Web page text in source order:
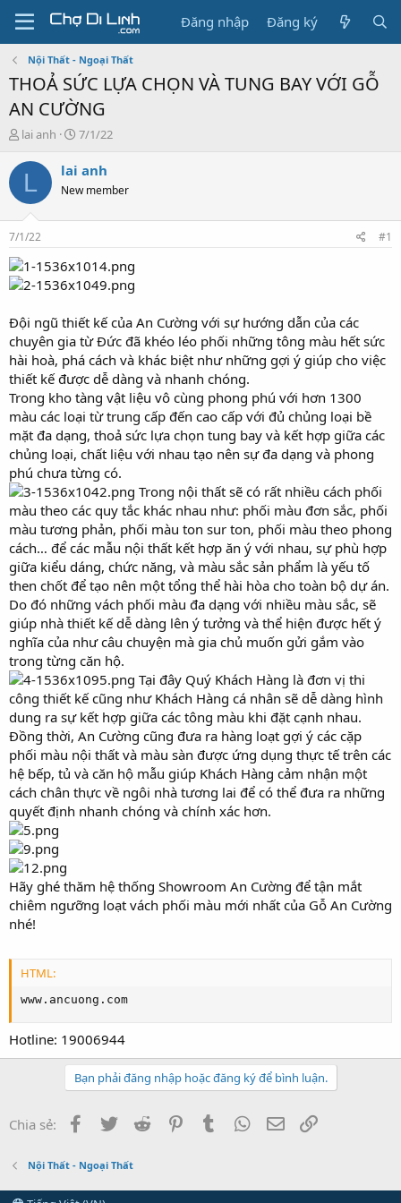
Đăng nhập Đăng ký
Nội Thất - Ngoại Thất
THOẢ SỨC LỰA CHỌN VÀ TUNG BAY VỚI GỖ
AN CƯỜNG
T
r
a
s
t
a
r
t
r
lai anh
N
à
g
7/1/22
L lai anh
New member
7/1/22 #1
Đội ngũ thiết kế của An Cường với sự hướng dẫn của các
chuyên gia từ Đức đã khéo léo phối những tông màu hết sức
hài hoà, phá cách và khác biệt như những gợi ý giúp cho việc
thiết kế được dễ dàng và nhanh chóng.
Trong kho tàng vật liệu vô cùng phong phú với hơn 1300
màu các loại từ trung cấp đến cao cấp với đủ chủng loại bề
mặt đa dạng, thoả sức lựa chọn tung bay và kết hợp giữa các
chủng loại, chất liệu với nhau tạo nên sự đa dạng và phong
phú chưa từng có.
Trong nội thất sẽ có rất nhiều cách phối
màu theo các quy tắc khác nhau như: phối màu đơn sắc, phối
màu tương phản, phối màu ton sur ton, phối màu theo phong
cách… để các mẫu nội thất kết hợp ăn ý với nhau, sự phù hợp
giữa kiểu dáng, chức năng, và màu sắc sản phẩm là yếu tố
then chốt để tạo nên một tổng thể hài hòa cho toàn bộ dự án.
Do đó những vách phối màu đa dạng với nhiều màu sắc, sẽ
giúp nhà thiết kế dễ dàng lên ý tưởng và thể hiện được hết ý
nghĩa của như câu chuyện mà gia chủ muốn gửi gắm vào
trong từng căn hộ.
Tại đây Quý Khách Hàng là đơn vị thi
công thiết kế cũng như Khách Hàng cá nhân sẽ dễ dàng hình
dung ra sự kết hợp giữa các tông màu khi đặt cạnh nhau.
Đồng thời, An Cường cũng đưa ra hàng loạt gợi ý các cặp
phối màu nội thất và màu sàn được ứng dụng thực tế trên các
hệ bếp, tủ và căn hộ mẫu giúp Khách Hàng cảm nhận một
cách chân thực về ngôi nhà tương lai để có thể đưa ra những
quyết định nhanh chóng và chính xác hơn.
Hãy ghé thăm hệ thống Showroom An Cường để tận mắt
chiêm ngưỡng loạt vách phối màu mới nhất của Gỗ An Cường
nhé!
HTML:
www.ancuong.com
Hotline: 19006944
Bạn phải đăng nhập hoặc đăng ký để bình luận.
Chia sẻ: Facebook
Twitter Reddit PinterestTumblr WhatsApp
Email
Nội Thất - Ngoại Thất